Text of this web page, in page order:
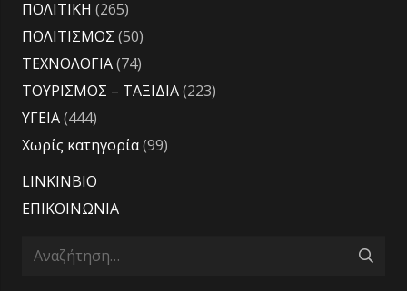
ΠΟΛΙΤΙΚΗ (265)
ΠΟΛΙΤΙΣΜΟΣ (50)
ΤΕΧΝΟΛΟΓΙΑ(74)
ΤΟΥΡΙΣΜΟΣ – ΤΑΞΙΔΙΑ(223)
ΥΓΕΙΑ(444)
Χωρίς κατηγορία(99)
LINKINBIO
ΕΠΙΚΟΙΝΩΝΙΑ
Αναζήτηση